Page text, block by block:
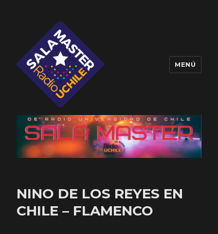
Sala Master
MENÚ
NINO DE LOS REYES EN
CHILE – FLAMENCO